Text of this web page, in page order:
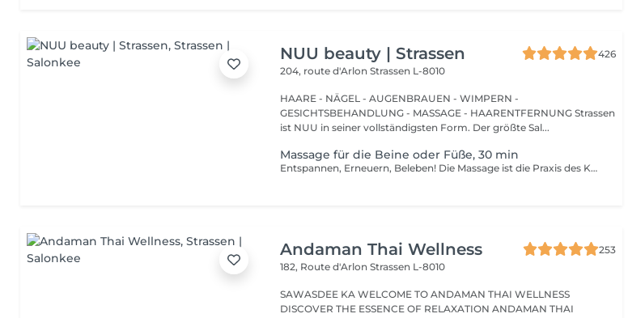
NUU beauty | Strassen
426
204, route d'ArlonStrassen L-8010
HAARE - NÄGEL - AUGENBRAUEN - WIMPERN -
GESICHTSBEHANDLUNG - MASSAGE - HAARENTFERNUNG Strassen
ist NUU in seiner vollständigsten Form. Der größte Sal...
Massage für die Beine oder Füße, 30 min
Entspannen, Erneuern, Beleben! Die Massage ist die Praxis des Knetens oder Manipulierens der Muskeln und anderer Weichteile einer Person, um Stress zu reduzieren, Muskelschmerzen zu lindern, die Entspannung zu fördern und die Funktion des Immunsystems zu verbessern. Vorteile einer Bein - oder Fußmassage: - reduziert Stress - entspannend - verbessert die Durchblutung - verbessert das Immunsystem des Körpers Wie wird eine Bein- oder Fußmassage durchgeführt? - Füße und Beine werden massiert Altersbeschränkungen: es gibt keine Altersbeschränkungen für dieses Verfahren. Empfehlungen nach dem Eingriff: nach dem Eingriff 2-3 Stunden keinen Sport und plötzliche Bewegungen machen. Frequenz: 1-2 Mal pro Woche, insgesamt 10 Mal. Wiederholen Sie den Eingriff alle 3-6 Monate.
Andaman Thai Wellness
253
182, Route d'ArlonStrassen L-8010
SAWASDEE KA WELCOME TO ANDAMAN THAI WELLNESS
DISCOVER THE ESSENCE OF RELAXATION ANDAMAN THAI